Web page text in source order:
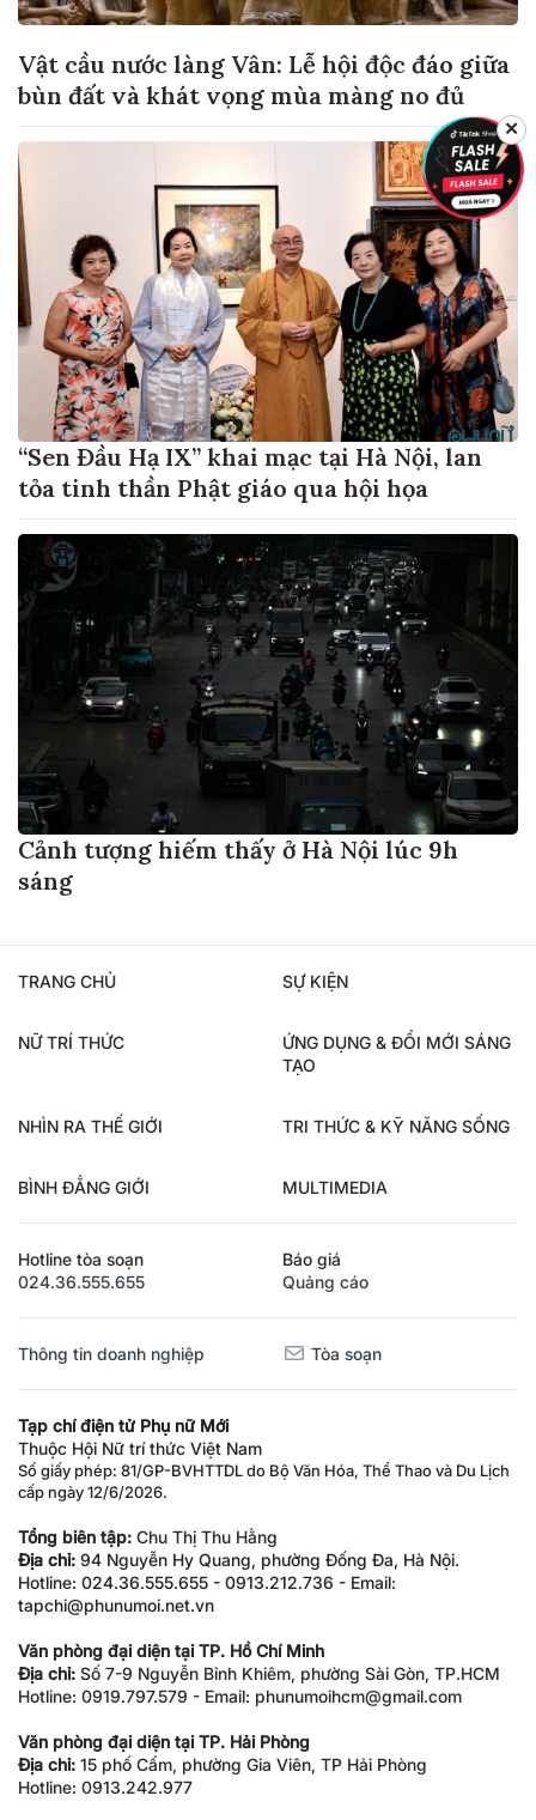
Vật cầu nước làng Vân: Lễ hội độc đáo giữa
bùn đất và khát vọng mùa màng no đủ
“Sen Đầu Hạ IX” khai mạc tại Hà Nội, lan
tỏa tinh thần Phật giáo qua hội họa
Cảnh tượng hiếm thấy ở Hà Nội lúc 9h
sáng
TRANG CHỦ SỰ KIỆN
NỮ TRÍ THỨC
ỨNG DỤNG & ĐỔI MỚI SÁNG
TẠO
NHÌN RA THẾ GIỚI TRI THỨC & KỸ NĂNG SỐNG
BÌNH ĐẲNG GIỚI MULTIMEDIA
Hotline tòa soạn
024.36.555.655
Báo giá
Quảng cáo
Thông tin doanh nghiệp Tòa soạn
Tạp chí điện tử Phụ nữ Mới
Thuộc Hội Nữ trí thức Việt Nam
Số giấy phép: 81/GP-BVHTTDL do Bộ Văn Hóa, Thể Thao và Du Lịch
cấp ngày 12/6/2026.
Tổng biên tập: Chu Thị Thu Hằng
Địa chỉ: 94 Nguyễn Hy Quang, phường Đống Đa, Hà Nội.
Hotline: 024.36.555.655 - 0913.212.736 - Email:
tapchi@phunumoi.net.vn
Văn phòng đại diện tại TP. Hồ Chí Minh
Địa chỉ: Số 7-9 Nguyễn Bỉnh Khiêm, phường Sài Gòn, TP.HCM
Hotline: 0919.797.579 - Email: phunumoihcm@gmail.com
Văn phòng đại diện tại TP. Hải Phòng
Địa chỉ: 15 phố Cấm, phường Gia Viên, TP Hải Phòng
Hotline: 0913.242.977
✕